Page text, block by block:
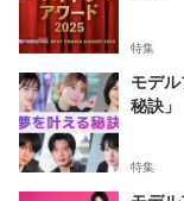
特集
モデ
秘訣」
特集